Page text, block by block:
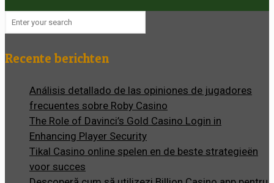
Recente berichten
Análisis detallado de las opiniones de jugadores
frecuentes sobre Roby Casino
The Role of Davinci’s Gold Casino Login in
Enhancing Player Security
Tikal Casino online spelen en de beste strategieën
voor succes